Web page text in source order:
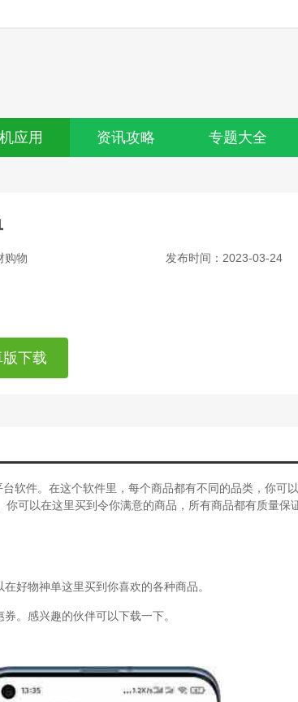
应用 资讯攻略 专题大全
购物 发布时间：2023-03-24
下载
软件。在这个软件里，每个商品都有不同的品类，你可
可以在这里买到令你满意的商品，所有商品都有质量保
好物神单这里买到你喜欢的各种商品。
。感兴趣的伙伴可以下载一下。